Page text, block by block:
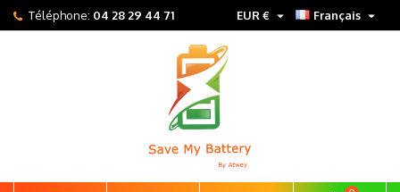
Téléphone: 04 28 29 44 71 Français 
EUR € 